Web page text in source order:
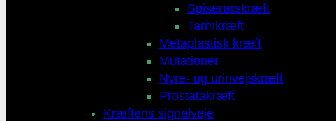
Spiserørskræft
Tarmkræft
Metaplastisk kræft
Mutationer
Nyre- og urinvejskræft
Prostatakræft
Kræftens signalveje